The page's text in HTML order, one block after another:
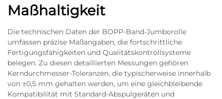
Maßhaltigkeit
Die technischen Daten der BOPP-Band-Jumborolle
umfassen präzise Maßangaben, die fortschrittliche
Fertigungsfähigkeiten und Qualitätskontrollsysteme
belegen. Zu diesen detaillierten Messungen gehören
Kerndurchmesser-Toleranzen, die typischerweise innerhalb
von ±0,5 mm gehalten werden, um eine gleichbleibende
Kompatibilität mit Standard-Abspulgeräten und